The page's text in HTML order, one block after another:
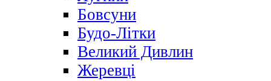
Бовсуни
Будо-Літки
Великий Дивлин
Жеревці